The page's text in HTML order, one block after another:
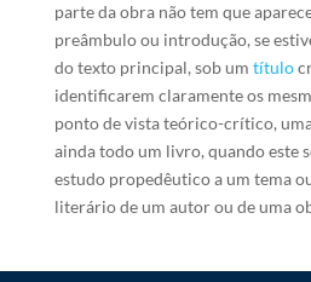
parte da obra não tem que
preâmbulo ou introdução, se
do texto principal, sob um título
identificarem claramente os
ponto de vista teórico-crítico,
ainda todo um livro, quando este
estudo propedêutico a um tema
literário de um autor ou de uma